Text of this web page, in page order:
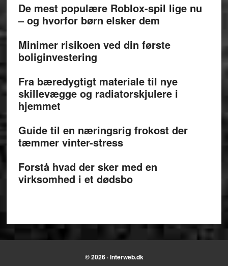
De mest populære Roblox-spil lige nu
– og hvorfor børn elsker dem
Minimer risikoen ved din første
boliginvestering
Fra bæredygtigt materiale til nye
skillevægge og radiatorskjulere i
hjemmet
Guide til en næringsrig frokost der
tæmmer vinter-stress
Forstå hvad der sker med en
virksomhed i et dødsbo
© 2026 · Interweb.dk